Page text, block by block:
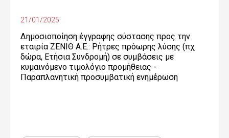
21/01/2025
Δημοσιοποίηση έγγραφης σύστασης προς την
εταιρία ΖΕΝΙΘ Α.Ε.: Ρήτρες πρόωρης λύσης (πχ
δώρα, Ετήσια Συνδρομή) σε συμβάσεις με
κυμαινόμενο τιμολόγιο προμήθειας -
Παραπλανητική προσυμβατική ενημέρωση